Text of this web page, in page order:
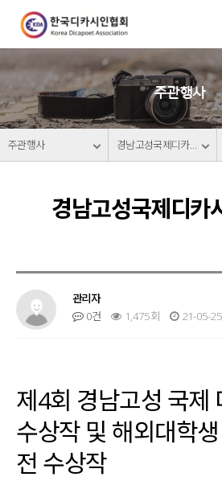
주관행사
주관행사 경남고성국제디카시페스티벌
경남고성국제디카
관리자
0건
1,475회 21-05-
제4회 경남고성 국제
수상작 및 해외대학
전 수상작